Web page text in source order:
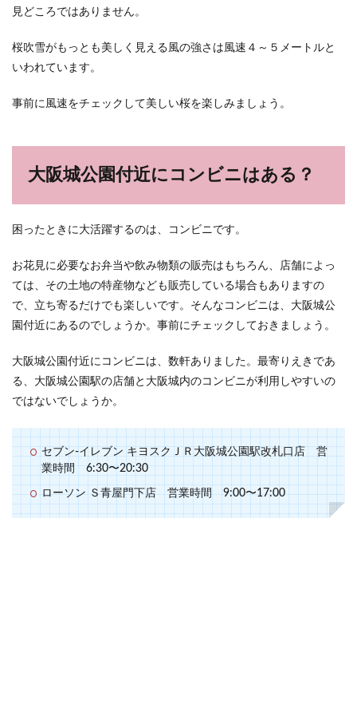
見どころではありません。
桜吹雪がもっとも美しく見える風の強さは風速４～５メートルと
いわれています。
事前に風速をチェックして美しい桜を楽しみましょう。
大阪城公園付近にコンビニはある？
困ったときに大活躍するのは、コンビニです。
お花見に必要なお弁当や飲み物類の販売はもちろん、店舗によっ
ては、その土地の特産物なども販売している場合もありますの
で、立ち寄るだけでも楽しいです。そんなコンビニは、大阪城公
園付近にあるのでしょうか。事前にチェックしておきましょう。
大阪城公園付近にコンビニは、数軒ありました。最寄りえきであ
る、大阪城公園駅の店舗と大阪城内のコンビニが利用しやすいの
ではないでしょうか。
セブン-イレブン キヨスクＪＲ大阪城公園駅改札口店 営
業時間 6:30〜20:30
ローソン Ｓ青屋門下店 営業時間 9:00〜17:00